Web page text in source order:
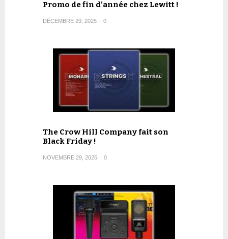
Promo de fin d'année chez Lewitt !
DÉCEMBRE 29, 2025 0
The Crow Hill Company fait son
Black Friday !
NOVEMBRE 29, 2025 0